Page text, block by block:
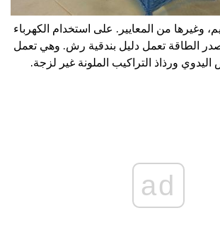
وغيرها من المعايير. على استخدام الكهرباء
الطاقة تعمل دليل بندقية رش. وهي تعمل
ورذاذ التراكيب الملونة غير لزجة.
ad